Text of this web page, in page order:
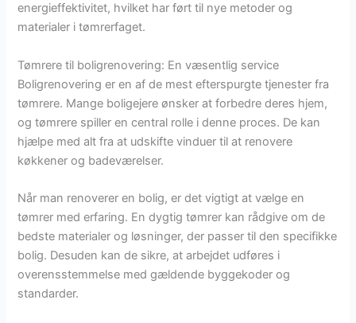
energieffektivitet, hvilket har ført til nye metoder og
materialer i tømrerfaget.
Tømrere til boligrenovering: En væsentlig service
Boligrenovering er en af de mest efterspurgte tjenester fra
tømrere. Mange boligejere ønsker at forbedre deres hjem,
og tømrere spiller en central rolle i denne proces. De kan
hjælpe med alt fra at udskifte vinduer til at renovere
køkkener og badeværelser.
Når man renoverer en bolig, er det vigtigt at vælge en
tømrer med erfaring. En dygtig tømrer kan rådgive om de
bedste materialer og løsninger, der passer til den specifikke
bolig. Desuden kan de sikre, at arbejdet udføres i
overensstemmelse med gældende byggekoder og
standarder.